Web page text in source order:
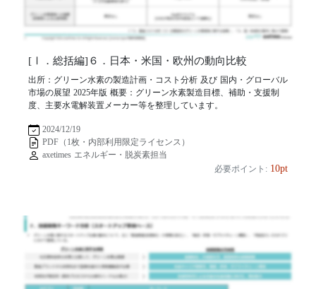
[Ⅰ．総括編]６．日本・米国・欧州の動向比較
出所：グリーン水素の製造計画・コスト分析 及び 国内・グローバル
市場の展望 2025年版 概要：グリーン水素製造目標、補助・支援制
度、主要水電解装置メーカー等を整理しています。
2024/12/19
PDF（1枚・内部利用限定ライセンス）
axetimes エネルギー・脱炭素担当
必要ポイント: 10pt